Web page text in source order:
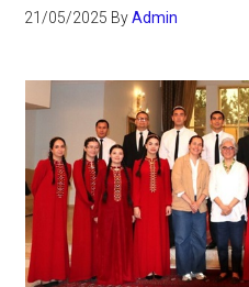
21/05/2025 ByAdmin